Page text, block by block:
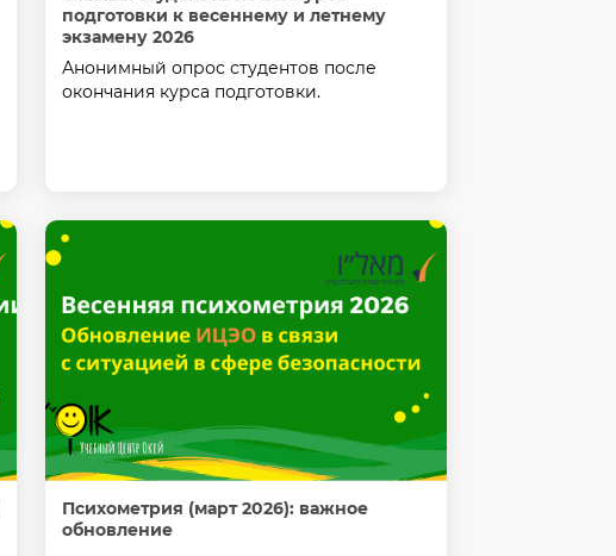
подготовки к весеннему и летнему
экзамену 2026
Анонимный опрос студентов после
окончания курса подготовки.
Психометрия (март 2026): важное
обновление